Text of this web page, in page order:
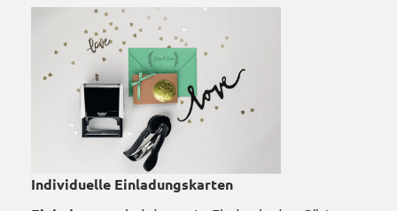
Individuelle Einladungskarten